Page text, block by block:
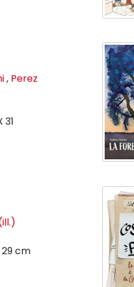
, Perez
31
29 cm